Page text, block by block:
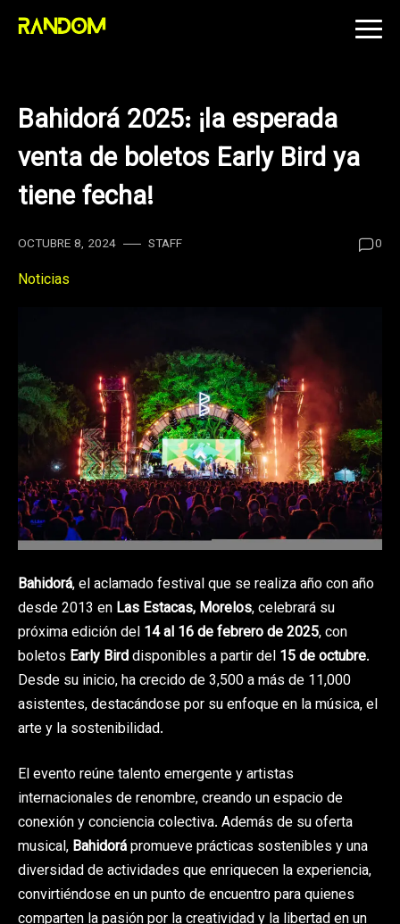
Skip
Bahidorá 2025: ¡la esperada
venta de boletos Early Bird ya
tiene fecha!
OCTUBRE 8, 2024 STAFF 0
Noticias
Bahidorá, el aclamado festival que se realiza año con año
desde 2013 en Las Estacas, Morelos, celebrará su
próxima edición del 14 al 16 de febrero de 2025, con
boletos Early Birddisponibles a partir del 15 de octubre.
Desde su inicio, ha crecido de 3,500 a más de 11,000
asistentes, destacándose por su enfoque en la música, el
arte y la sostenibilidad.
El evento reúne talento emergente y artistas
internacionales de renombre, creando un espacio de
conexión y conciencia colectiva. Además de su oferta
musical, Bahidorápromueve prácticas sostenibles y una
diversidad de actividades que enriquecen la experiencia,
convirtiéndose en un punto de encuentro para quienes